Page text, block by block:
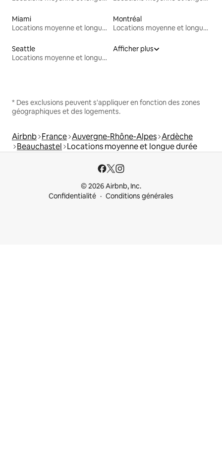
Miami
Locations moyenne et longue durée
Montréal
Locations moyenne et longue durée
Seattle
Locations moyenne et longue durée
Afficher plus
* Des exclusions peuvent s'appliquer en fonction des zones
géographiques et des logements.
Airbnb France Auvergne-Rhône-Alpes Ardèche
Beauchastel Locations moyenne et longue durée
© 2026 Airbnb, Inc.
Confidentialité
Conditions générales